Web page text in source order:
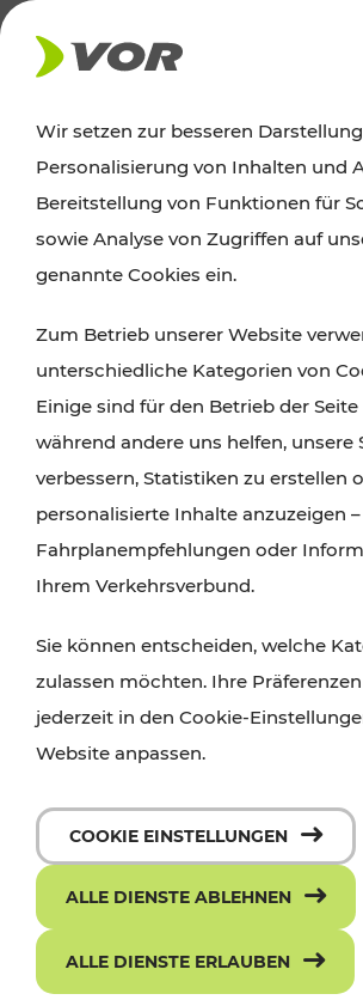
AKTUELLES
Ausflugstipps
Wien, Niederösterreich und das
Wanderungen, Kultur und
Radtouren oder purer Naturgenuss
Attraktionen sind mit den Ticket-
Angeboten des VOR gut und schnell
Wir setzen zur besseren
Personalisierung von Inhalten und
Bereitstellung von Funktionen für
sowie Analyse von Zugriffen auf
genannte Cookies ein.
Zum Betrieb unserer Website
unterschiedliche Kategorien von
Einige sind für den Betrieb der
während andere uns helfen, unsere
verbessern, Statistiken zu erstellen
personalisierte Inhalte anzuzeigen
Fahrplanempfehlungen oder
Ihrem Verkehrsverbund.
Sie können entscheiden, welche
zulassen möchten. Ihre
jederzeit in den Cookie-
Website anpassen.
COOKIE EINSTELLUNGEN
ALLE DIENSTE ABLEHNEN
ALLE DIENSTE ERLAUBEN